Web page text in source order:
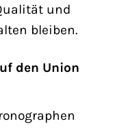
und
bleiben.
den Union